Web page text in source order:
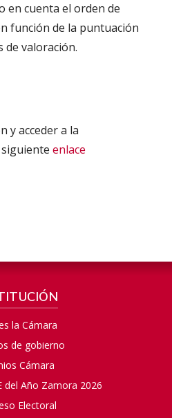
en cuenta el orden de
función de la puntuación
de valoración.
y acceder a la
enlace
la Cámara
de gobierno
Cámara
del Año Zamora 2026
Electoral